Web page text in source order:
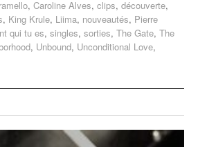
, Caroline Alves, clips, découverte,
, King Krule, Liima, nouveautés, Pierre
qui tu es, singles, sorties, The Gate, The
, Unbound, Unconditional Love,